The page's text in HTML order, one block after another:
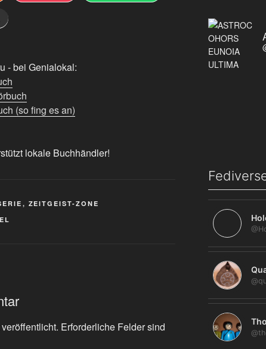
- bei Genialokal:
(so fing es an)
lokale Buchhändler!
, ZEITGEIST-ZONE
Erforderliche Felder sind